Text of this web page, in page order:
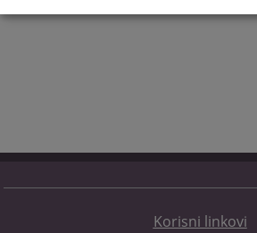
Korisni linkovi